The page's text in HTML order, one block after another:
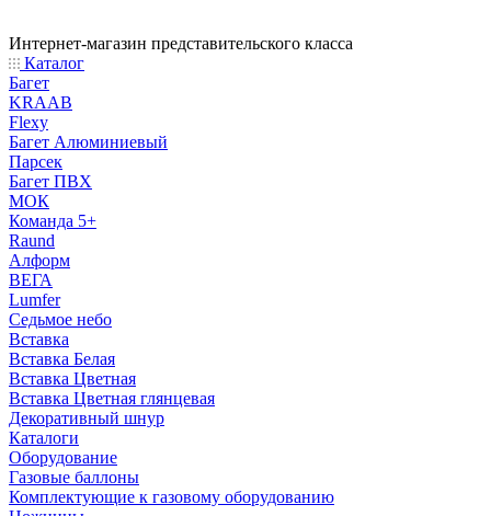
Интернет-магазин представительского класса
Каталог
Багет
KRAAB
Flexy
Багет Алюминиевый
Парсек
Багет ПВХ
МОК
Команда 5+
Raund
Алформ
ВЕГА
Lumfer
Седьмое небо
Вставка
Вставка Белая
Вставка Цветная
Вставка Цветная глянцевая
Декоративный шнур
Каталоги
Оборудование
Газовые баллоны
Комплектующие к газовому оборудованию